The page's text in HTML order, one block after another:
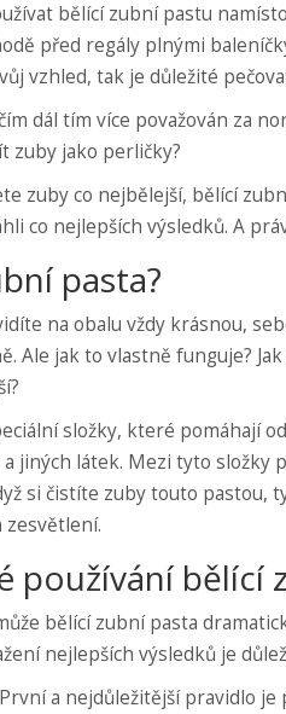
bělící zubní pastu
před regály plnými
vzhled, tak je důležité
dál tím více považován za
zuby jako perličky?
zuby co nejbělejší, bělící
co nejlepších výsledků. A
pasta?
na obalu vždy krásnou,
Ale jak to vlastně funguje?
složky, které pomáhají
a jiných látek. Mezi tyto
si čistíte zuby touto pastou,
zesvětlení.
používání bělící
bělící zubní pasta
nejlepších výsledků je
a nejdůležitější pravidlo